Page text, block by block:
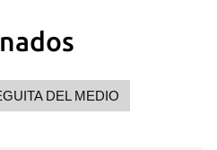
DEL MEDIO